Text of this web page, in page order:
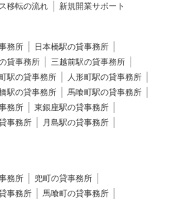
移転の流れ 新規開業サポート
務所
日本橋駅の貸事務所
貸事務所
三越前駅の貸事務所
駅の貸事務所
人形町駅の貸事務所
駅の貸事務所
馬喰町駅の貸事務所
務所
東銀座駅の貸事務所
事務所
月島駅の貸事務所
務所
兜町の貸事務所
事務所
馬喰町の貸事務所